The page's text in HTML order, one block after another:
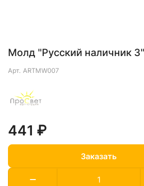
Молд "Русский наличник 3"
Арт. ARTMW007
441 ₽
Заказать